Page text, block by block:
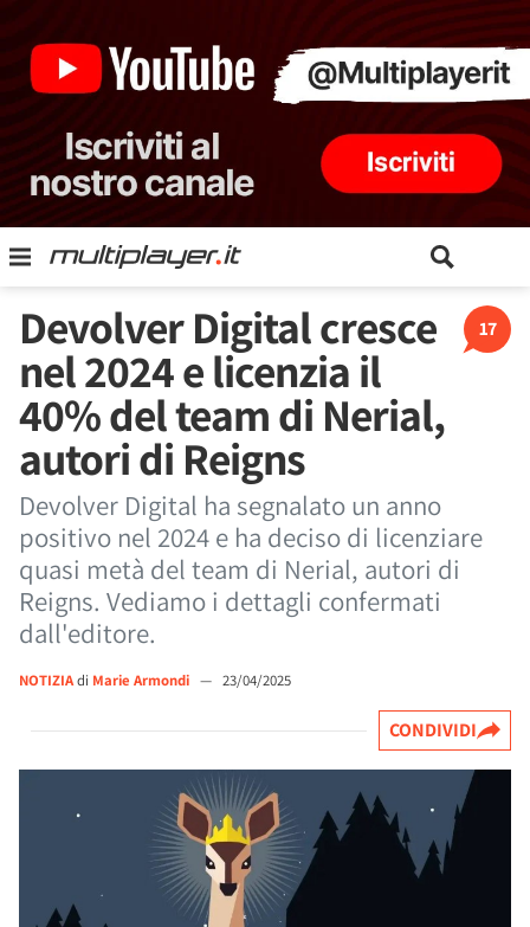
17
Devolver Digital cresce
nel 2024 e licenzia il
40% del team di Nerial,
autori di Reigns
Devolver Digital ha segnalato un anno
positivo nel 2024 e ha deciso di licenziare
quasi metà del team di Nerial, autori di
Reigns. Vediamo i dettagli confermati
dall'editore.
NOTIZIAdi Marie Armondi — 23/04/2025
CONDIVIDI